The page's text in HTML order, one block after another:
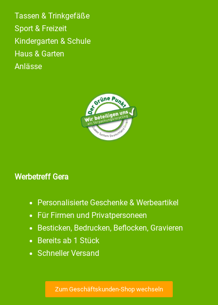
Tassen & Trinkgefäße
Sport & Freizeit
Kindergarten & Schule
Haus & Garten
Anlässe
Werbetreff Gera
Personalisierte Geschenke & Werbeartikel
Für Firmen und Privatpersoneen
Besticken, Bedrucken, Beflocken, Gravieren
Bereits ab 1 Stück
Schneller Versand
Zum Geschäftskunden-Shop wechseln